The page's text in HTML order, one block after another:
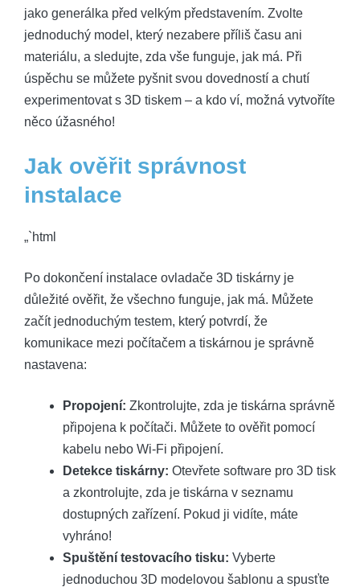
jako generálka před velkým představením. Zvolte
jednoduchý model, který nezabere příliš času ani
materiálu, a sledujte, zda vše funguje, jak má. Při
úspěchu se můžete pyšnit svou dovedností a chutí
experimentovat s 3D tiskem – a kdo ví, možná vytvoříte
něco úžasného!
Jak ověřit správnost
instalace
„`html
Po dokončení instalace ovladače 3D tiskárny je
důležité ověřit, že všechno funguje, jak má. Můžete
začít jednoduchým testem, který potvrdí, že
komunikace mezi počítačem a tiskárnou je správně
nastavena:
Propojení: Zkontrolujte, zda je tiskárna správně
připojena k počítači. Můžete to ověřit pomocí
kabelu nebo Wi-Fi připojení.
Detekce tiskárny: Otevřete software pro 3D tisk
a zkontrolujte, zda je tiskárna v seznamu
dostupných zařízení. Pokud ji vidíte, máte
vyhráno!
Spuštění testovacího tisku: Vyberte
jednoduchou 3D modelovou šablonu a spusťte